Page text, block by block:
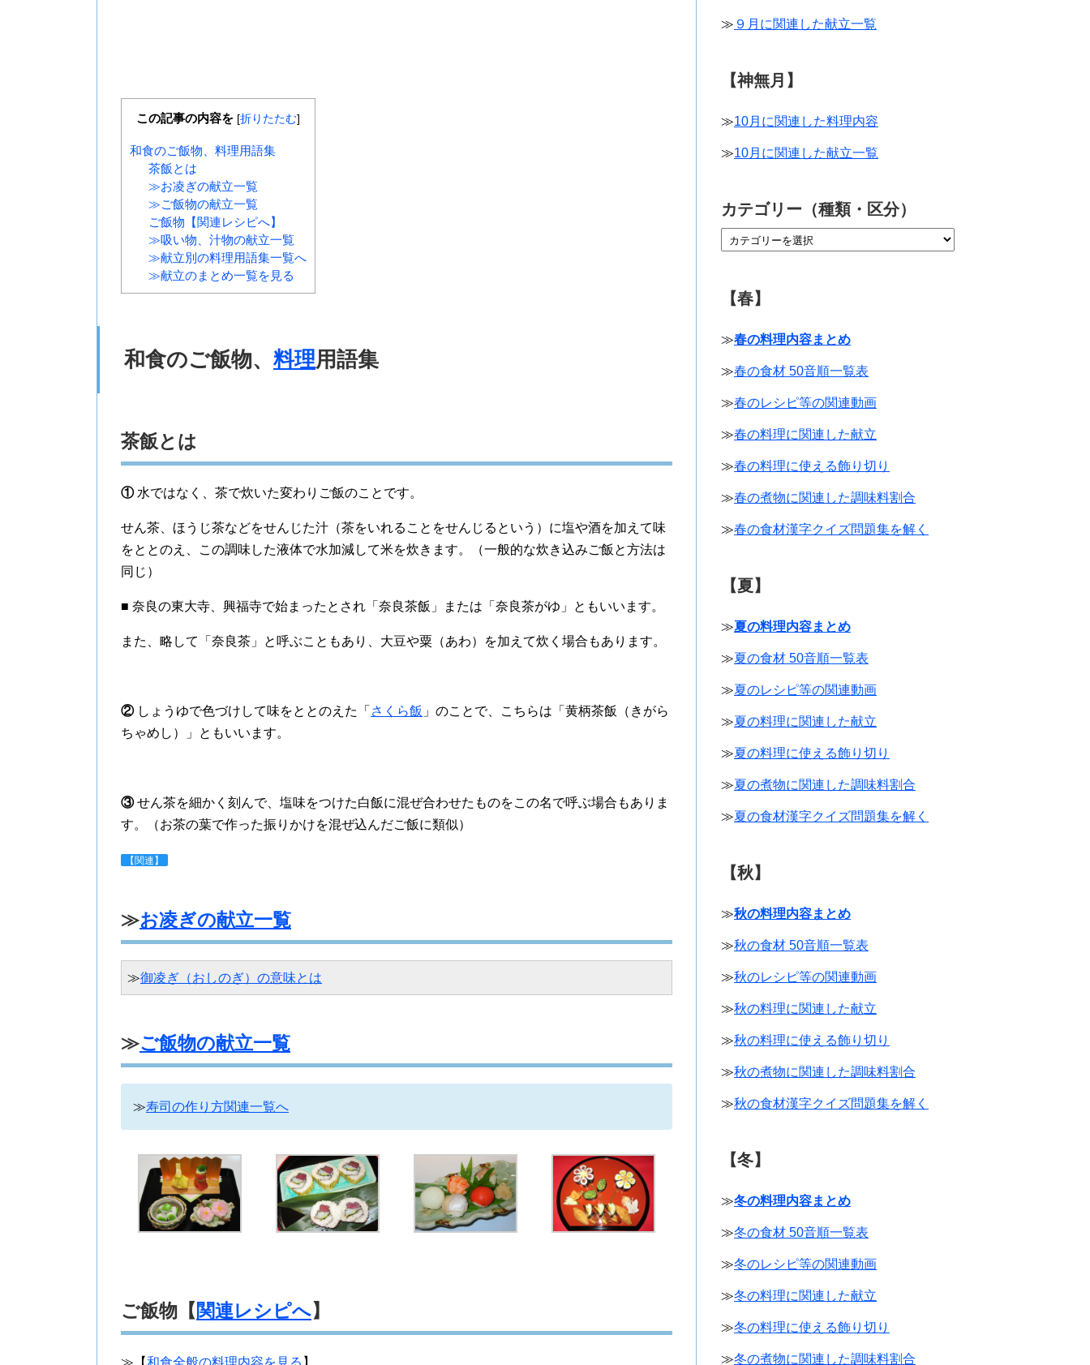
この記事の内容を [折りたたむ]
和食のご飯物、料理用語集
茶飯とは
≫お凌ぎの献立一覧
≫ご飯物の献立一覧
ご飯物【関連レシピへ】
≫吸い物、汁物の献立一覧
≫献立別の料理用語集一覧へ
≫献立のまとめ一覧を見る
和食のご飯物、 料理用語集
茶飯とは
①水ではなく、茶で炊いた変わりご飯のことです。
せん茶、ほうじ茶などをせんじた汁（茶をいれることをせんじるという）に塩や酒を加えて味
をととのえ、この調味した液体で水加減して米を炊きます。（一般的な炊き込みご飯と方法は
同じ）
■ 奈良の東大寺、興福寺で始まったとされ「奈良茶飯」または「奈良茶がゆ」ともいいます。
また、略して「奈良茶」と呼ぶこともあり、大豆や粟（あわ）を加えて炊く場合もあります。
②しょうゆで色づけして味をととのえた「 さくら飯 」のことで、こちらは「黄柄茶飯（きがら
ちゃめし）」ともいいます。
③せん茶を細かく刻んで、塩味をつけた白飯に混ぜ合わせたものをこの名で呼ぶ場合もありま
す。（お茶の葉で作った振りかけを混ぜ込んだご飯に類似）
【関連】
≫お凌ぎの献立一覧
≫御凌ぎ（おしのぎ）の意味とは
≫ご飯物の献立一覧
≫寿司の作り方関連一覧へ
ご飯物【 関連レシピへ】
≫【和食全般の料理内容を見る 】
≫ ９月に関連した献立一覧
【神無月】
≫10月に関連した料理内容
≫10月に関連した献立一覧
カテゴリー（種類・区分）
【春】
≫春の料理内容まとめ
≫春の食材 50音順一覧表
≫春のレシピ等の関連動画
≫春の料理に関連した献立
≫春の料理に使える飾り切り
≫春の煮物に関連した調味料割合
≫春の食材漢字クイズ問題集を解く
【夏】
≫夏の料理内容まとめ
≫夏の食材 50音順一覧表
≫夏のレシピ等の関連動画
≫夏の料理に関連した献立
≫夏の料理に使える飾り切り
≫夏の煮物に関連した調味料割合
≫夏の食材漢字クイズ問題集を解く
【秋】
≫秋の料理内容まとめ
≫秋の食材 50音順一覧表
≫秋のレシピ等の関連動画
≫秋の料理に関連した献立
≫秋の料理に使える飾り切り
≫秋の煮物に関連した調味料割合
≫秋の食材漢字クイズ問題集を解く
【冬】
≫冬の料理内容まとめ
≫冬の食材 50音順一覧表
≫冬のレシピ等の関連動画
≫冬の料理に関連した献立
≫冬の料理に使える飾り切り
≫冬の煮物に関連した調味料割合